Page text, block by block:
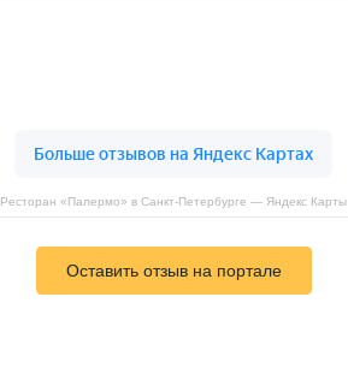
Ресторан «Палермо» в Санкт-Петербурге — Яндекс Карты
Оставить отзыв на портале